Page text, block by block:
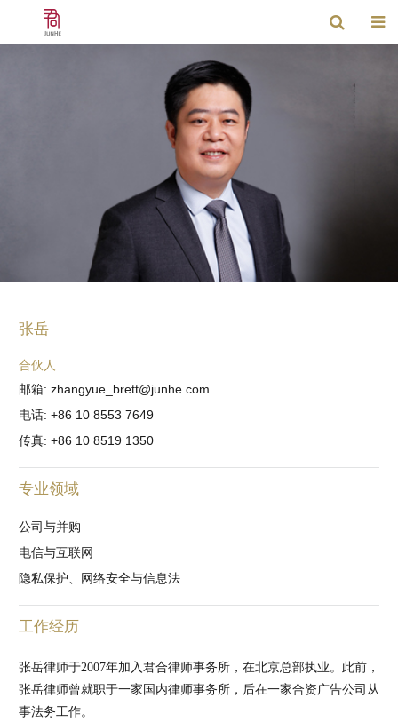
张岳
合伙人
邮箱: zhangyue_brett@junhe.com
电话: +86 10 8553 7649
传真: +86 10 8519 1350
专业领域
公司与并购
电信与互联网
隐私保护、网络安全与信息法
工作经历
张岳律师于2007年加入君合律师事务所，在北京总部执业。此前，
张岳律师曾就职于一家国内律师事务所，后在一家合资广告公司从
事法务工作。